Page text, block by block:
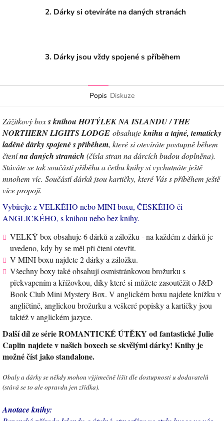
2. Dárky si otevíráte na daných stranách
3. Dárky jsou vždy spojené s příběhem
Popis Diskuze
Zážitkový boxs knihou HOTÝLEK NA ISLANDU / THE
NORTHERN LIGHTS LODGE obsahuje knihu a tajné, tematicky
laděné dárky spojené s příběhem, které si otevíráte postupně během
čtenína daných stranách (čísla stran na dárcích budou doplněna).
Stáváte se tak součástí příběhu a četbu knihy si vychutnáte ještě
mnohem víc. Součástí dárků jsou kartičky, které Vás s příběhem ještě
více propojí.
Vybírejte z VELKÉHO nebo MINI boxu, ČESKÉHO či
ANGLICKÉHO, s knihou nebo bez knihy.
VELKÝ box obsahuje 6 dárků a záložku - na každém z dárků je
uvedeno, kdy by se měl při čtení otevřít.
V MINI boxu najdete 2 dárky a záložku.
Všechny boxy také obsahují osmistránkovou brožurku s
překvapením a křížovkou, díky které si můžete zasoutěžit o J&D
Book Club Mini Mystery Box. V anglickém boxu najdete knížku v
angličtině, anglickou brožurku a veškeré popisky a kartičky jsou
taktéž v anglickém jazyce.
Další díl ze série ROMANTICKÉ ÚTĚKY od fantastické Julie
Caplin najdete v našich boxech se skvělými dárky! Knihy je
možné číst jako standalone.
Obaly a dárky se někdy mohou výjimečně lišit dle dostupnosti u dodavatelů
(stává se to ale opravdu jen zřídka).
Anotace knihy: